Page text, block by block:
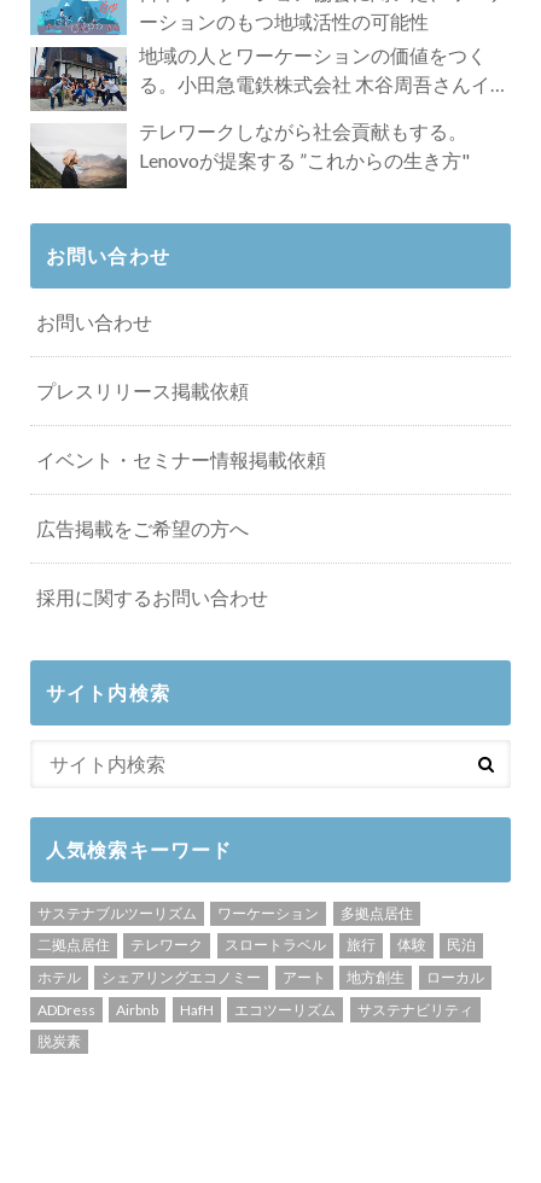
ーションのもつ地域活性の可能性
地域の人とワーケーションの価値をつく
る。小田急電鉄株式会社 木谷周吾さんイン
テレワークしながら社会貢献もする。
Lenovoが提案する ”これからの生き方"
お問い合わせ
お問い合わせ
プレスリリース掲載依頼
イベント・セミナー情報掲載依頼
広告掲載をご希望の方へ
採用に関するお問い合わせ
サイト内検索
人気検索キーワード
サステナブルツーリズム ワーケーション
多拠点居住
二拠点居住
テレワーク スロートラベル 旅行 体験
民泊
ホテル
シェアリングエコノミー アート 地方創生
ローカル
ADDress
Airbnb HafH エコツーリズム
サステナビリティ
脱炭素